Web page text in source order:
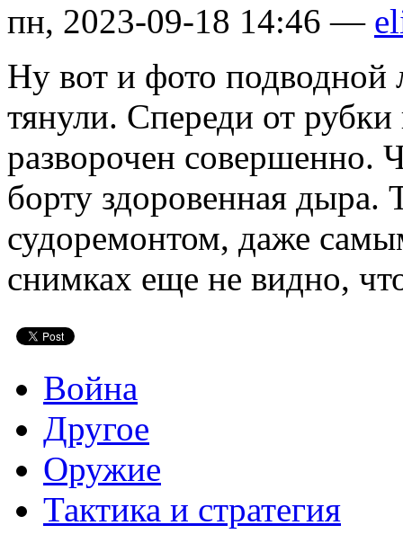
пн, 2023-09-18 14:46 —
Ну вот и фото подводной
тянули. Спереди от
разворочен совершенно.
борту здоровенная дыра.
судоремонтом, даже
снимках еще не видно,
Война
Другое
Оружие
Тактика и стратегия